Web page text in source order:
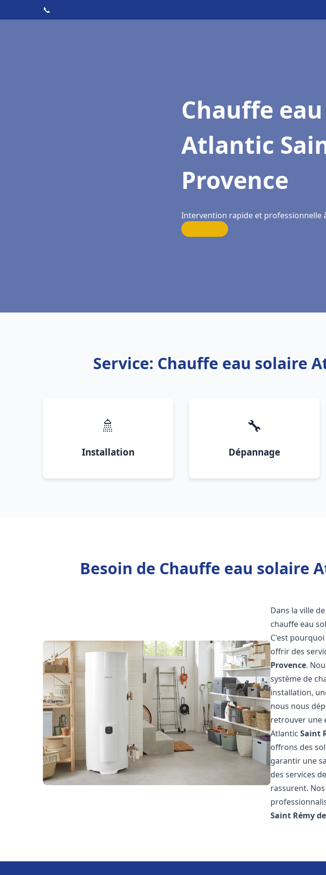
📞
Chauffe
Atlantic
Provence
Intervention rapide et professionnelle
Service: Chauffe eau solaire
🚿
Installation
🔧
Dépannage
Besoin de Chauffe eau solaire
Dans la ville
chauffe eau
C'est
offrir des
Provence.
système de
installation,
nous nous
retrouver une
AtlanticSaint
offrons des
garantir une
des services
rassurent.
Saint Rémy